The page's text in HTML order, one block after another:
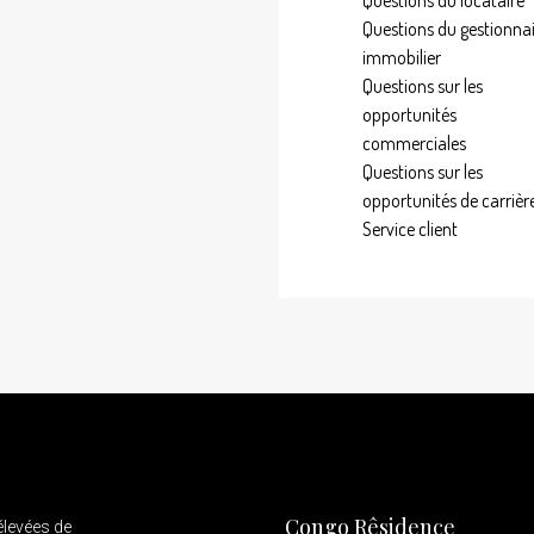
Questions du
immobilier
Questions sur les
opportunités
commerciales
Questions sur les
opportunités de
Service client
de
Congo Rêsidence